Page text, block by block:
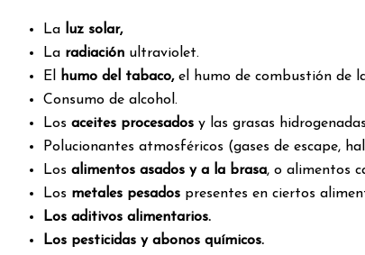
La
luz solar,
La radiación ultraviolet.
El
humo del tabaco,el humo de combustión de
Consumo de alcohol.
Los aceites procesados y las grasas
Polucionantes atmosféricos (gases de escape,
Los alimentos asados y a la brasa, o alimentos
Los metales pesados presentes en ciertos
Los aditivos alimentarios.
Los pesticidas y abonos químicos.